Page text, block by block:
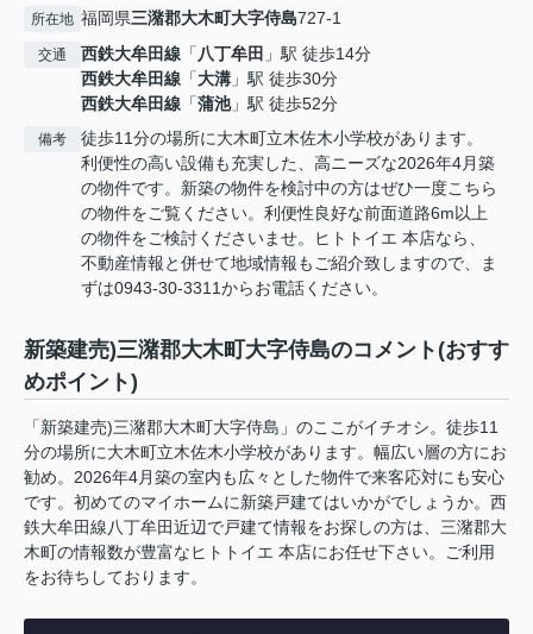
所在地 福岡県三潴郡大木町大字侍島727-1
交通 西鉄大牟田線 「 八丁牟田 」駅 徒歩14分
西鉄大牟田線 「大溝 」駅 徒歩30分
西鉄大牟田線 「蒲池」駅 徒歩52分
備考
徒歩11分の場所に大木町立木佐木小学校があります。
利便性の高い設備も充実した、高ニーズな2026年4月築
の物件です。新築の物件を検討中の方はぜひ一度こちら
の物件をご覧ください。利便性良好な前面道路6m以上
の物件をご検討くださいませ。ヒトトイエ 本店なら、
不動産情報と併せて地域情報もご紹介致しますので、ま
ずは0943-30-3311からお電話ください。
新築建売)三潴郡大木町大字侍島のコメント(おすす
めポイント)
「新築建売)三潴郡大木町大字侍島」のここがイチオシ。徒歩11
分の場所に大木町立木佐木小学校があります。幅広い層の方にお
勧め。2026年4月築の室内も広々とした物件で来客応対にも安心
です。初めてのマイホームに新築戸建てはいかがでしょうか。西
鉄大牟田線八丁牟田近辺で戸建て情報をお探しの方は、三潴郡大
木町の情報数が豊富なヒトトイエ 本店にお任せ下さい。ご利用
をお待ちしております。